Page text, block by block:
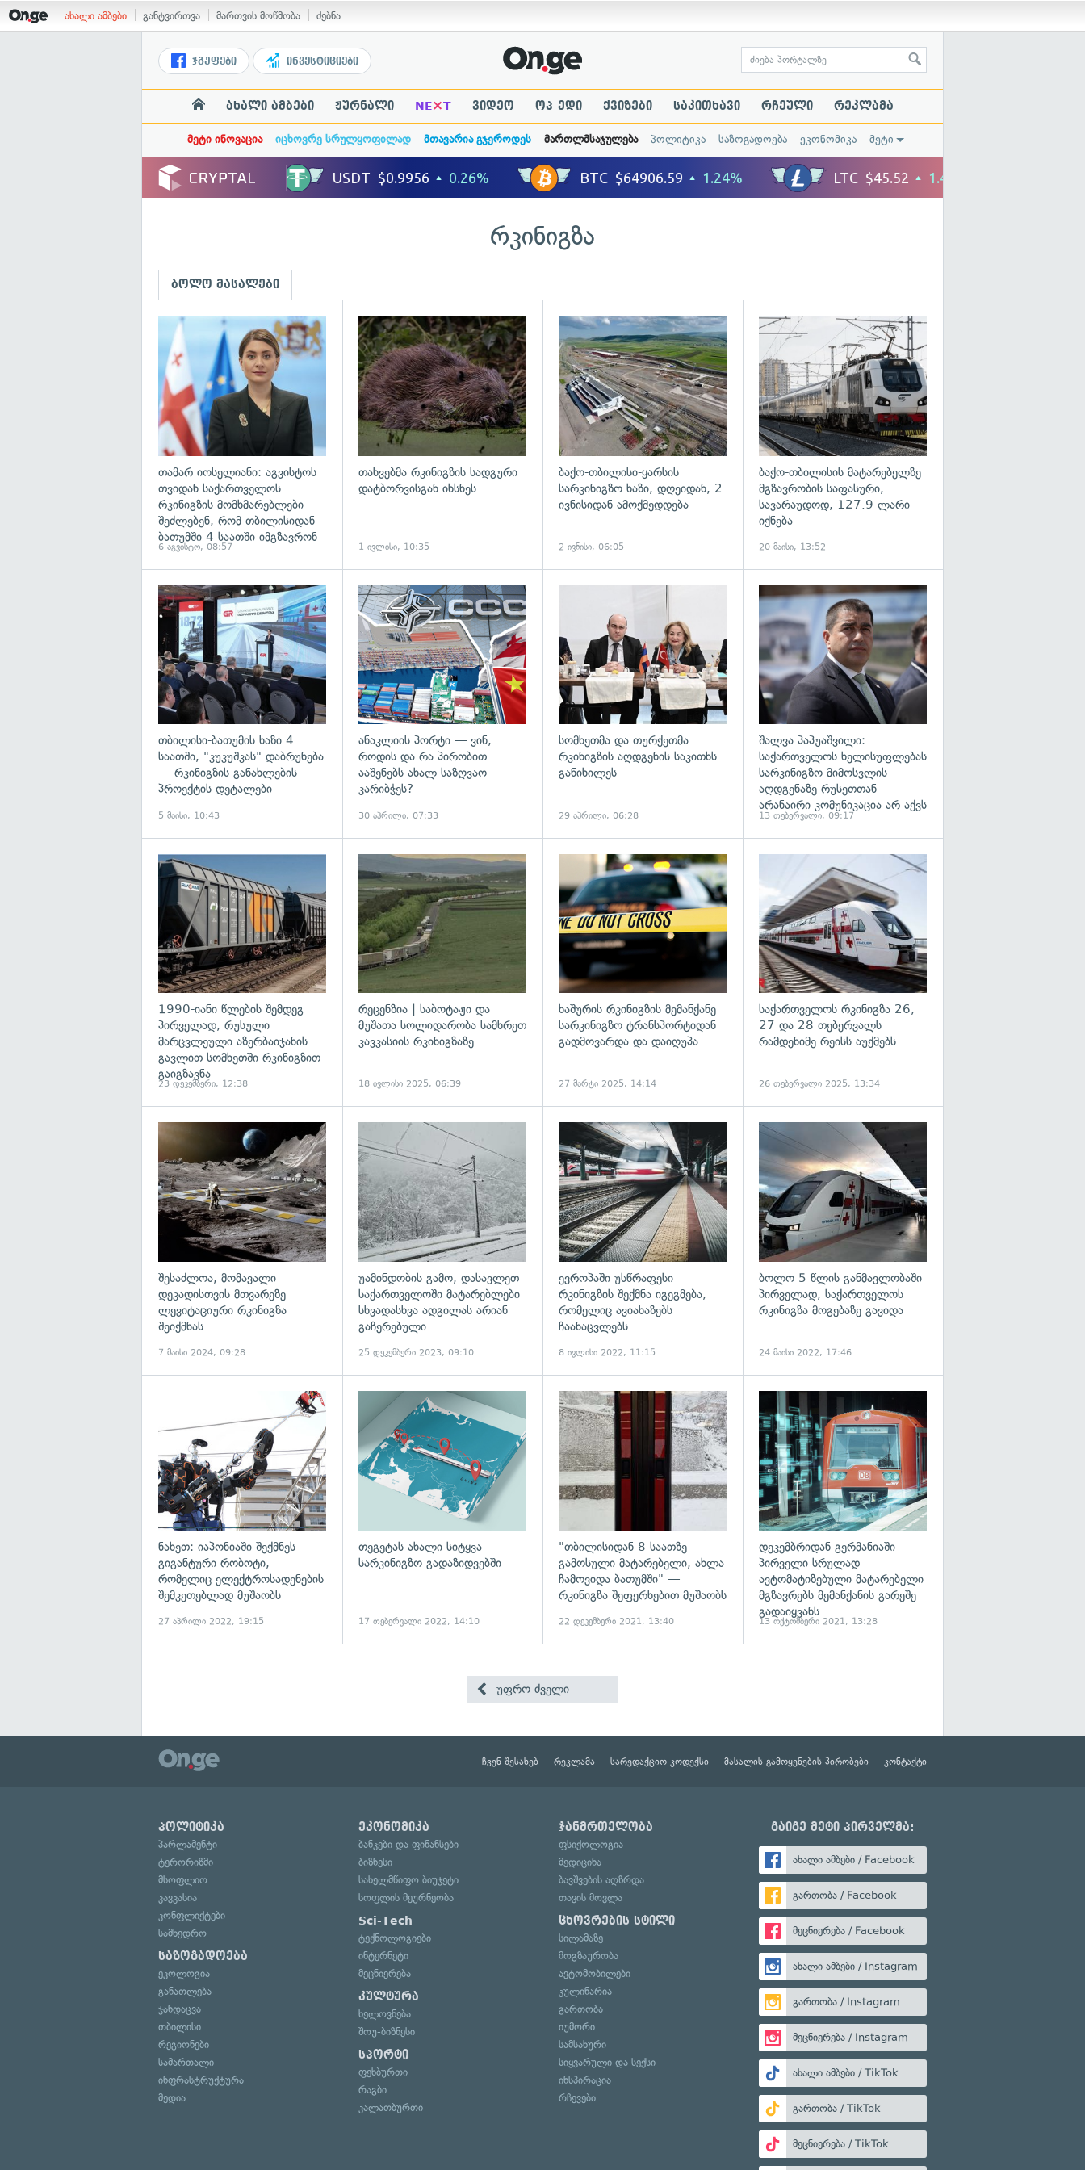
ახალი ამბები განტვირთვა მართვის მოწმობა ძებნა
ჯგუფები ინვესტიციები
ახალი ამბები ჟურნალი NE×T ვიდეო ოპ-ედი ქვიზები საკითხავი რჩეული რეკლამა
მეტი ინოვაცია იცხოვრე სრულყოფილად მთავარია გჯეროდეს მართლმსაჯულება პოლიტიკა საზოგადოება ეკონომიკა მეტი
რკინიგზა
ბოლო მასალები
გადახედვა
თამარ იოსელიანი: აგვისტოს
თვიდან საქართველოს
რკინიგზის მომხმარებლები
შეძლებენ, რომ თბილისიდან
ბათუმში 4 საათში იმგზავრონ
6 აგვისტო, 08:57
თახვებმა რკინიგზის სადგური
დატბორვისგან იხსნეს
1 ივლისი, 10:35
გადახედვა
ბაქო-თბილისი-ყარსის
სარკინიგზო ხაზი, დღეიდან, 2
ივნისიდან ამოქმედდება
2 ივნისი, 06:05
ბაქო-თბილისის მატარებელზე
მგზავრობის საფასური,
სავარაუდოდ, 127.9 ლარი
იქნება
20 მაისი, 13:52
გადახედვა
თბილისი-ბათუმის ხაზი 4
საათში, "კუკუშკას" დაბრუნება
— რკინიგზის განახლების
პროექტის დეტალები
5 მაისი, 10:43
ანაკლიის პორტი — ვინ,
როდის და რა პირობით
ააშენებს ახალ საზღვაო
კარიბჭეს?
30 აპრილი, 07:33
გადახედვა
სომხეთმა და თურქეთმა
რკინიგზის აღდგენის საკითხს
განიხილეს
29 აპრილი, 06:28
შალვა პაპუაშვილი:
საქართველოს ხელისუფლებას
სარკინიგზო მიმოსვლის
აღდგენაზე რუსეთთან
არანაირი კომუნიკაცია არ აქვს
13 თებერვალი, 09:17
გადახედვა
1990-იანი წლების შემდეგ
პირველად, რუსული
მარცვლეული აზერბაიჯანის
გავლით სომხეთში რკინიგზით
გაიგზავნა
23 დეკემბერი, 12:38
რეცენზია | საბოტაჟი და
მუშათა სოლიდარობა სამხრეთ
კავკასიის რკინიგზაზე
18 ივლისი 2025, 06:39
ხაშურის რკინიგზის მემანქანე
სარკინიგზო ტრანსპორტიდან
გადმოვარდა და დაიღუპა
27 მარტი 2025, 14:14
საქართველოს რკინიგზა 26,
27 და 28 თებერვალს
რამდენიმე რეისს აუქმებს
26 თებერვალი 2025, 13:34
გადახედვა
შესაძლოა, მომავალი
დეკადისთვის მთვარეზე
ლევიტაციური რკინიგზა
შეიქმნას
7 მაისი 2024, 09:28
გადახედვა
უამინდობის გამო, დასავლეთ
საქართველოში მატარებლები
სხვადასხვა ადგილას არიან
გაჩერებული
25 დეკემბერი 2023, 09:10
გადახედვა
ევროპაში უსწრაფესი
რკინიგზის შექმნა იგეგმება,
რომელიც ავიახაზებს
ჩაანაცვლებს
8 ივლისი 2022, 11:15
ბოლო 5 წლის განმავლობაში
პირველად, საქართველოს
რკინიგზა მოგებაზე გავიდა
24 მაისი 2022, 17:46
გადახედვა
ნახეთ: იაპონიაში შექმნეს
გიგანტური რობოტი,
რომელიც ელექტროსადენების
შემკეთებლად მუშაობს
27 აპრილი 2022, 19:15
თეგეტას ახალი სიტყვა
სარკინიგზო გადაზიდვებში
17 თებერვალი 2022, 14:10
გადახედვა
"თბილისიდან 8 საათზე
გამოსული მატარებელი, ახლა
ჩამოვიდა ბათუმში" —
რკინიგზა შეფერხებით მუშაობს
22 დეკემბერი 2021, 13:40
დეკემბრიდან გერმანიაში
პირველი სრულად
ავტომატიზებული მატარებელი
მგზავრებს მემანქანის გარეშე
გადაიყვანს
13 ოქტომბერი 2021, 13:28
უფრო ძველი
ჩვენ შესახებ რეკლამა სარედაქციო კოდექსი მასალის გამოყენების პირობები კონტაქტი
პოლიტიკა
პარლამენტი
ტერორიზმი
მსოფლიო
კავკასია
კონფლიქტები
სამხედრო
საზოგადოება
ეკოლოგია
განათლება
ჯანდაცვა
თბილისი
რეგიონები
სამართალი
ინფრასტრუქტურა
მედია
ეკონომიკა
ბანკები და ფინანსები
ბიზნესი
სახელმწიფო ბიუჯეტი
სოფლის მეურნეობა
Sci-Tech
ტექნოლოგიები
ინტერნეტი
მეცნიერება
კულტურა
ხელოვნება
შოუ-ბიზნესი
სპორტი
ფეხბურთი
რაგბი
კალათბურთი
ჯანმრთელობა
ფსიქოლოგია
მედიცინა
ბავშვების აღზრდა
თავის მოვლა
ცხოვრების სტილი
სილამაზე
მოგზაურობა
ავტომობილები
კულინარია
გართობა
იუმორი
სამსახური
სიყვარული და სექსი
ინსპირაცია
რჩევები
გაიგე მეტი პირველმა:
ახალი ამბები / Facebook
გართობა / Facebook
მეცნიერება / Facebook
ახალი ამბები / Instagram
გართობა / Instagram
მეცნიერება / Instagram
ახალი ამბები / TikTok
გართობა / TikTok
მეცნიერება / TikTok